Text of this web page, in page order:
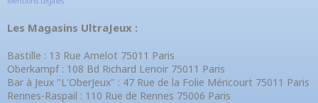
Les Magasins UltraJeux :
Bastille : 13 Rue Amelot 75011 Paris
Oberkampf : 108 Bd Richard Lenoir 75011 Paris
Bar à Jeux "L'OberJeux" : 47 Rue de la Folie Méricourt 75011 Paris
Rennes-Raspail : 110 Rue de Rennes 75006 Paris